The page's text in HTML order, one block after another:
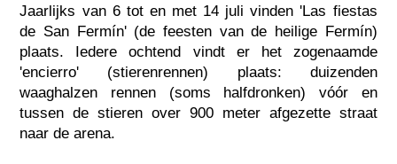
Jaarlijks van 6 tot en met 14 juli vinden 'Las fiestas
de San Fermín' (de feesten van de heilige Fermín)
plaats. Iedere ochtend vindt er het zogenaamde
'encierro' (stierenrennen) plaats: duizenden
waaghalzen rennen (soms halfdronken) vóór en
tussen de stieren over 900 meter afgezette straat
naar de arena.